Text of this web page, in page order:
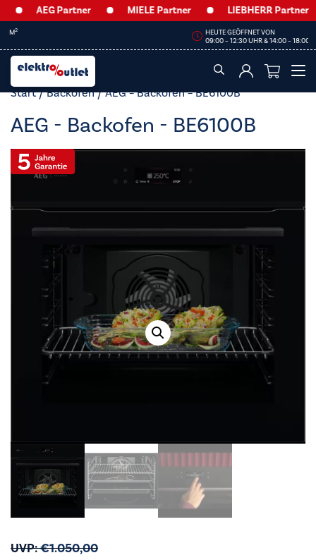
AEG Partner MIELE Partner LIEBHERR Partner
09:00 – 12:30 UHR & 14:00 – 18:00 UHR
Start/Backöfen/ AEG – Backofen – BE6100B
AEG - Backofen - BE6100B
UVP:€1.050,00